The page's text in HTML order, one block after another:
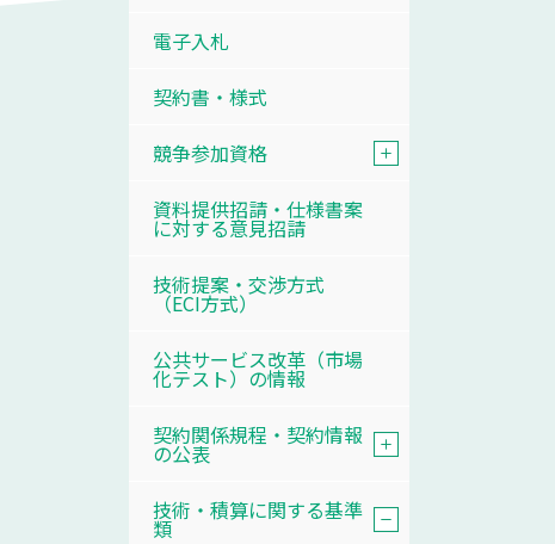
電子入札
契約書・様式
競争参加資格
資料提供招請・仕様書案
に対する意見招請
技術提案・交渉方式
（ECI方式）
公共サービス改革（市場
化テスト）の情報
契約関係規程・契約情報
の公表
技術・積算に関する基準
類